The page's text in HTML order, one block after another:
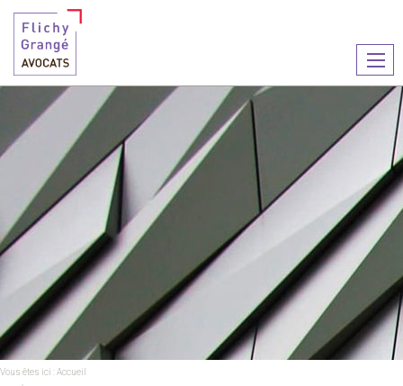
le
Vous êtes ici :Accueil